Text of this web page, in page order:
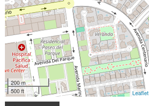
200 m
500 ft
Leaflet